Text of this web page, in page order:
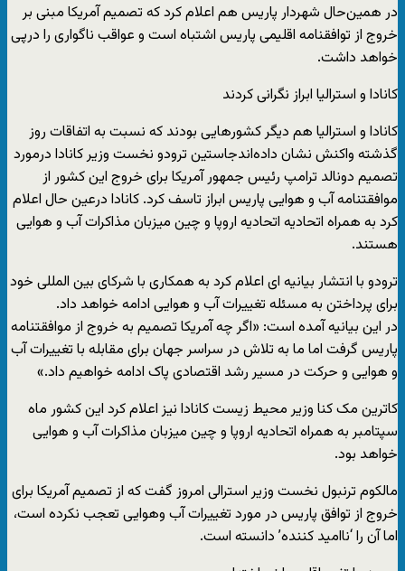
در همین‌حال شهردار پاریس هم اعلام کرد که تصمیم آمریکا مبنی بر
خروج از توافقنامه اقلیمی پاریس اشتباه است و عواقب ناگواری را درپی
خواهد داشت.
کانادا و استرالیا ابراز نگرانی کردند
کانادا و استرالیا هم دیگر کشورهایی بودند که نسبت به اتفاقات روز
گذشته واکنش نشان داده‌اندجاستین ترودو نخست وزیر کانادا درمورد
تصمیم دونالد ترامپ رئیس جمهور آمریکا برای خروج این کشور از
موافقتنامه آب و هوایی پاریس ابراز تاسف کرد. کانادا درعین حال اعلام
کرد به همراه اتحادیه اتحادیه اروپا و چین میزبان مذاکرات آب و هوایی
هستند.
ترودو با انتشار بیانیه ای اعلام کرد به همکاری با شرکای بین المللی خود
برای پرداختن به مسئله تغییرات آب و هوایی ادامه خواهد داد.
در این بیانیه آمده است: «اگر چه آمریکا تصمیم به خروج از موافقتنامه
پاریس گرفت اما ما به تلاش در سراسر جهان برای مقابله با تغییرات آب
و هوایی و حرکت در مسیر رشد اقتصادی پاک ادامه خواهیم داد.»
کاترین مک کنا وزیر محیط زیست کانادا نیز اعلام کرد این کشور ماه
سپتامبر به همراه اتحادیه اروپا و چین میزبان مذاکرات آب و هوایی
خواهد بود.
مالکوم ترنبول نخست وزیر استرالی امروز گفت که از تصمیم آمریکا برای
خروج از توافق پاریس در مورد تغییرات آب وهوایی تعجب نکرده است،
اما آن را ‘ناامید کننده’ دانسته است.